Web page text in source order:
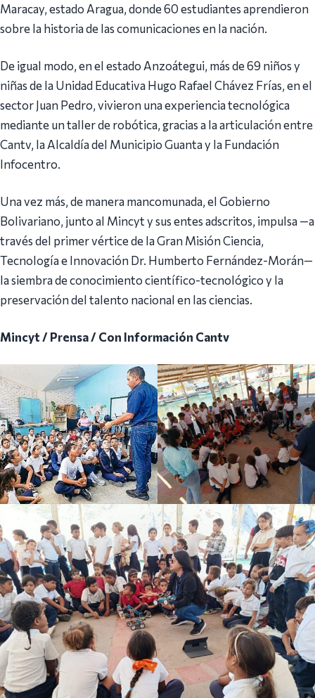
Maracay, estado Aragua, donde 60 estudiantes aprendieron
sobre la historia de las comunicaciones en la nación.
De igual modo, en el estado Anzoátegui, más de 69 niños y
niñas de la Unidad Educativa Hugo Rafael Chávez Frías, en el
sector Juan Pedro, vivieron una experiencia tecnológica
mediante un taller de robótica, gracias a la articulación entre
Cantv, la Alcaldía del Municipio Guanta y la Fundación
Infocentro.
Una vez más, de manera mancomunada, el Gobierno
Bolivariano, junto al Mincyt y sus entes adscritos, impulsa —a
través del primer vértice de la Gran Misión Ciencia,
Tecnología e Innovación Dr. Humberto Fernández-Morán—
la siembra de conocimiento científico-tecnológico y la
preservación del talento nacional en las ciencias.
Mincyt / Prensa / Con Información Cantv